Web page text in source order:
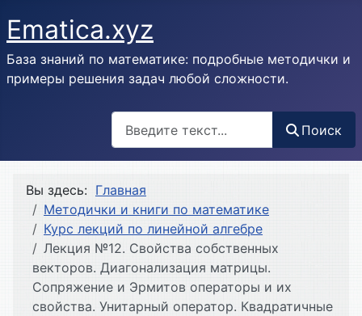
Ematica.xyz
База знаний по математике: подробные методички и
примеры решения задач любой сложности.
Поиск
Вы здесь: Главная
Методички и книги по математике
Курс лекций по линейной алгебре
Лекция №12. Свойства собственных
векторов. Диагонализация матрицы.
Сопряжение и Эрмитов операторы и их
свойства. Унитарный оператор. Квадратичные